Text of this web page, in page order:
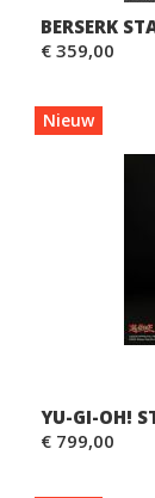
BERSERK
€ 359,00
Nieuw
YU-GI-OH!
€ 799,00